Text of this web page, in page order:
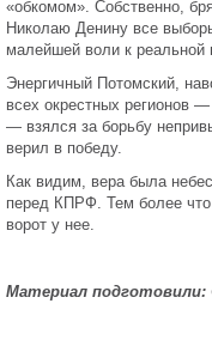
«обкомом». Собственно,
Николаю Денину все
малейшей воли к реальной
Энергичный Потомский,
всех окрестных регионов
— взялся за борьбу
верил в победу.
Как видим, вера была
перед КПРФ. Тем более
ворот у нее.
Материал подготовили: